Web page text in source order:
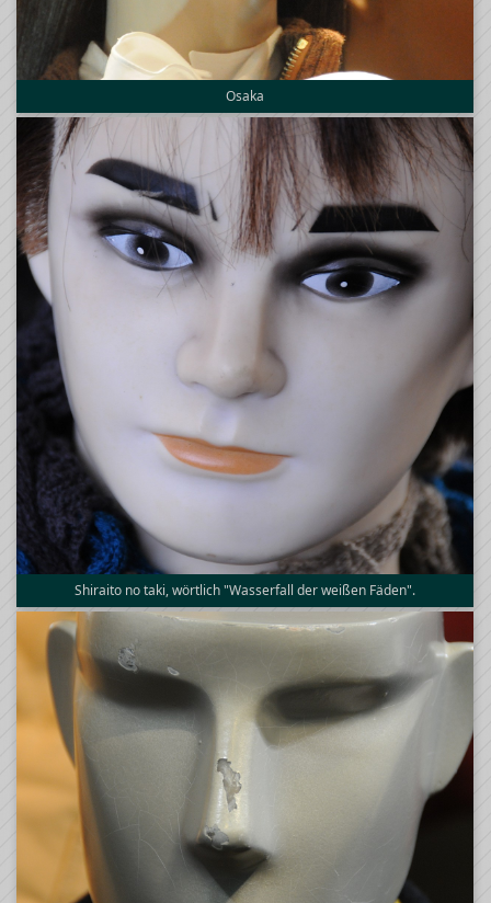
Osaka
Shiraito no taki, wörtlich "Wasserfall der weißen Fäden".